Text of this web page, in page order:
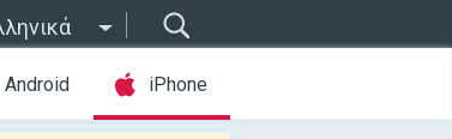
Android iPhone